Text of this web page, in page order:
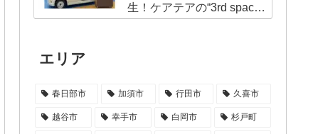
生！ケアテアの“3rd space
café”が始動
エリア
春日部市 加須市 行田市 久喜市
越谷市 幸手市 白岡市 杉戸町